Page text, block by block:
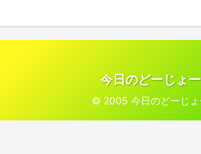
今日のどーじょ
© 2005 今日のどーじょ